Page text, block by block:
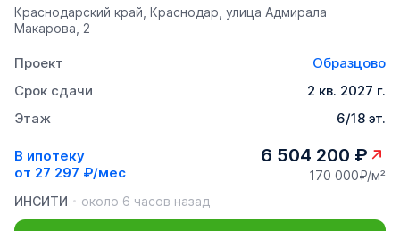
Краснодарский край, Краснодар, улица Адмирала
Макарова, 2
Проект
Образцово
Срок сдачи
2 кв. 2027 г.
Этаж
6/18 эт.
В ипотеку
от 27 297 ₽/мес
6 504 200 ₽
170 000₽/м²
ИНСИТИ
около 6 часов назад